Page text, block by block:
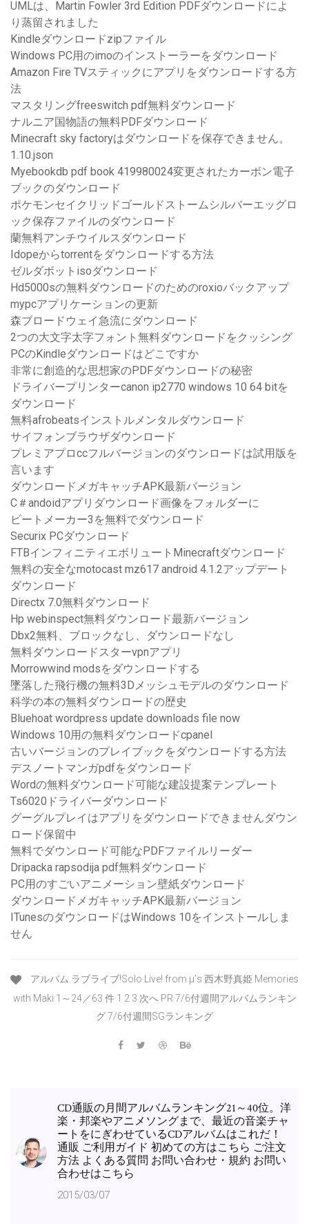
UMLは、Martin Fowler 3rd Edition PDFダウンロードによ
り蒸留されました
Kindleダウンロードzipファイル
Windows PC用のimoのインストーラーをダウンロード
Amazon Fire TVスティックにアプリをダウンロードする方
法
マスタリングfreeswitch pdf無料ダウンロード
ナルニア国物語の無料PDFダウンロード
Minecraft sky factoryはダウンロードを保存できません。
1.10.json
Myebookdb pdf book 419980024変更されたカーボン電子
ブックのダウンロード
ポケモンセイ​​クリッドゴールドストームシルバーエッグロ
ック保存ファイルのダウンロード
蘭無料アンチウイルスダウンロード
Idopeからtorrentをダウンロードする方法
ゼルダボットisoダウンロード
Hd5000sの無料ダウンロードのためのroxioバックアップ
mypcアプリケーションの更新
森ブロードウェイ急流にダウンロード
2つの大文字太字フォント無料ダウンロードをクッシング
PCのKindleダウンロードはどこですか
非常に創造的な思想家のPDFダウンロードの秘密
ドライバープリンターcanon ip2770 windows 10 64 bitを
ダウンロード
無料afrobeatsインストルメンタルダウンロード
サイフォンブラウザダウンロード
プレミアプロccフルバージョンのダウンロードは試用版を
言います
ダウンロードメガキャッチAPK最新バージョン
C＃andoidアプリダウンロード画像をフォルダーに
ビートメーカー3を無料でダウンロード
Securix PCダウンロード
FTBインフィニティエボリュートMinecraftダウンロード
無料の安全なmotocast mz617 android 4.1.2アップデート
ダウンロード
Directx 7.0無料ダウンロード
Hp webinspect無料ダウンロード最新バージョン
Dbx2無料、ブロックなし、ダウンロードなし
無料ダウンロードスターvpnアプリ
Morrowwind modsをダウンロードする
墜落した飛行機の無料3Dメッシュモデルのダウンロード
科学の本の無料ダウンロードの歴史
Bluehoat wordpress update downloads file now
Windows 10用の無料ダウンロードcpanel
古いバージョンのプレイブックをダウンロードする方法
デスノートマンガpdfをダウンロード
Wordの無料ダウンロード可能な建設提案テンプレート
Ts6020ドライバーダウンロード
グーグルプレイはアプリをダウンロードできませんダウン
ロード保留中
無料でダウンロード可能なPDFファイルリーダー
Dripacka rapsodija pdf無料ダウンロード
PC用のすごいアニメーション壁紙ダウンロード
ダウンロードメガキャッチAPK最新バージョン
ITunesのダウンロードはWindows 10をインストールしま
せん
アルバム ラブライブ!Solo Live! from μ’s 西木野真姫 Memories
with Maki 1～24／63 件 1 2 3 次へ PR 7/6付週間アルバムランキン
グ 7/6付週間SGランキング
CD通販の月間アルバムランキング21～40位。洋
楽・邦楽やアニメソングまで、最近の音楽チャ
ートをにぎわせているCDアルバムはこれだ！
通販 ご利用ガイド 初めての方はこちら ご注文
方法 よくある質問 お問い合わせ・規約 お問い
合わせはこちら
2015/03/07